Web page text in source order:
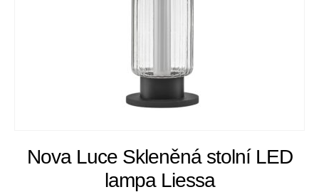
Nova Luce Skleněná stolní LED
lampa Liessa